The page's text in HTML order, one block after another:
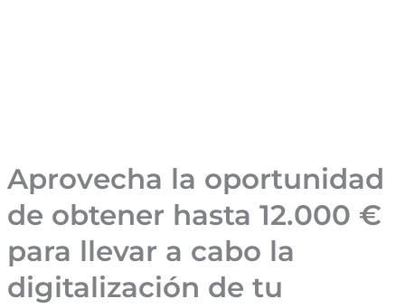
Aprovecha la oportunidad
de obtener hasta 12.000 €
para llevar a cabo la
digitalización de tu